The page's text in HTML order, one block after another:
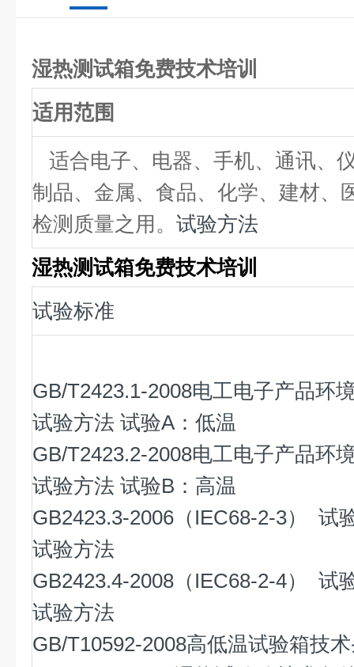
湿热测试箱免费技术培训
适用范围
适合电子、电器、手机、通讯、
制品、金属、食品、化学、建材、
检测质量之用。 试验方法
湿热测试箱免费技术培训
试验标准
GB/T2423.1-2008电工电子产品环
试验方法 试验A ：低温
GB/T2423.2-2008电工电子产品环
试验方法 试验B ：高温
GB2423.3-2006 （ IEC68-2-3）
试
试验方法
GB2423.4-2008 （ IEC68-2-4）
试
试验方法
GB/T10592-2008高低温试验箱技